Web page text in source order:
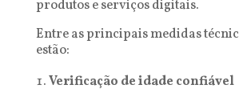
produtos e serviços digitais.
Entre as principais medidas
estão:
Verificação de idade confiável